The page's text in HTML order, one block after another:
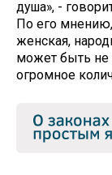
душа», -
По его
женская,
может быть не
огромное